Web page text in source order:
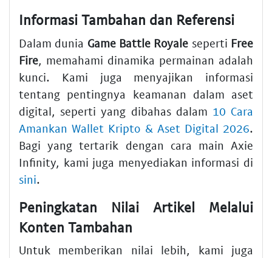
Informasi Tambahan dan Referensi
Dalam dunia Game Battle Royale seperti Free
Fire, memahami dinamika permainan adalah
kunci. Kami juga menyajikan informasi
tentang pentingnya keamanan dalam aset
digital, seperti yang dibahas dalam 10 Cara
Amankan Wallet Kripto & Aset Digital 2026.
Bagi yang tertarik dengan cara main Axie
Infinity, kami juga menyediakan informasi di
sini.
Peningkatan Nilai Artikel Melalui
Konten Tambahan
Untuk memberikan nilai lebih, kami juga